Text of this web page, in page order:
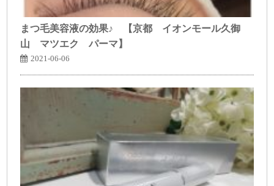
まつ毛美容液の効果♪ 【京都 イオンモール久御
山 マツエク パーマ】
2021-06-06